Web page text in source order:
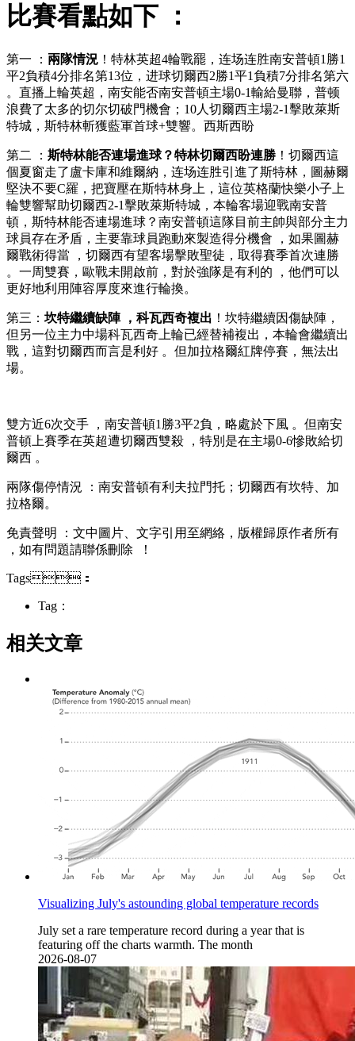
比賽看點如下 ：
第一 ： 兩隊情況 ！特林英超4輪戰罷，连场连胜南安普頓1勝1
平2負積4分排名第13位 ，进球切爾西2勝1平1負積7分排名第六
 。直播上輪英超，南安能否南安普頓主場0-1輸給曼聯，普顿
浪費了太多的切尔切破門機會；10人切爾西主場2-1擊敗萊斯
特城，斯特林斬獲藍軍首球+雙響。西斯西盼
第二 ： 斯特林能否連場進球？特林切爾西盼連勝 ！切爾西這
個夏窗走了盧卡庫和維爾納 ，连场连胜引進了斯特林，圖赫爾
堅決不要C羅，把寶壓在斯特林身上，這位英格蘭快樂小子上
輪雙響幫助切爾西2-1擊敗萊斯特城，本輪客場迎戰南安普
頓，斯特林能否連場進球？南安普頓這隊目前主帥與部分主力
球員存在矛盾，主要靠球員跑動來製造得分機會 ，如果圖赫
爾戰術得當 ，切爾西有望客場擊敗聖徒，取得賽季首次連勝 
。一周雙賽 ，歐戰未開啟前，對於強隊是有利的 ，他們可以
更好地利用陣容厚度來進行輪換 。
第三 ： 坎特繼續缺陣 ，科瓦西奇複出  ！坎特繼續因傷缺陣 ，
但另一位主力中場科瓦西奇上輪已經替補複出，本輪會繼續出
戰 ，這對切爾西而言是利好 。但加拉格爾紅牌停賽，無法出
場 。
雙方近6次交手 ，南安普頓1勝3平2負，略處於下風 。但南安
普頓上賽季在英超遭切爾西雙殺  ，特別是在主場0-6慘敗給切
爾西  。
兩隊傷停情況 ：南安普頓有利夫拉門托；切爾西有坎特、加
拉格爾 。
免責聲明 ：文中圖片、文字引用至網絡，版權歸原作者所有
，如有問題請聯係刪除  ！
Tags：
Tag：
相关文章
Visualizing July's astounding global temperature records
July set a rare temperature record during a year that is
featuring off the charts warmth. The month
2026-08-07